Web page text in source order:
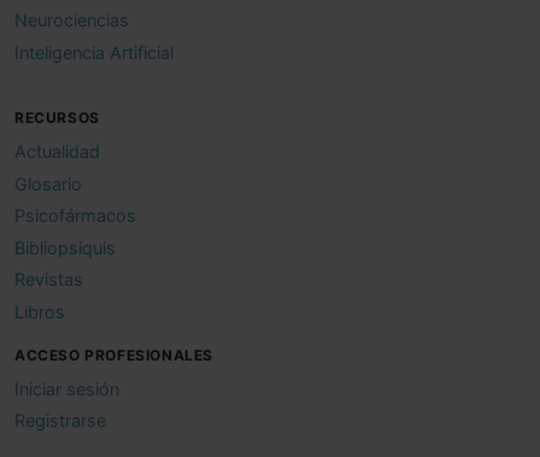
Neurociencias
Inteligencia Artificial
RECURSOS
Actualidad
Glosario
Psicofármacos
Bibliopsiquis
Revistas
Libros
ACCESO PROFESIONALES
Iniciar sesión
Registrarse